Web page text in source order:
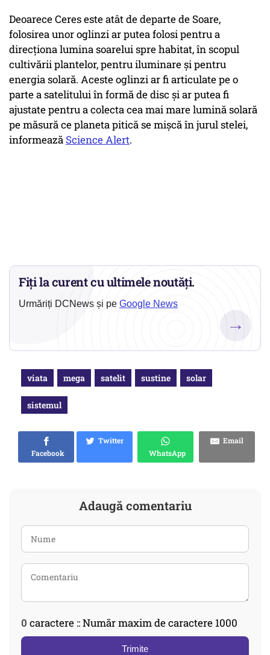
Deoarece Ceres este atât de departe de Soare,
folosirea unor oglinzi ar putea folosi pentru a
direcționa lumina soarelui spre habitat, în scopul
cultivării plantelor, pentru iluminare și pentru
energia solară. Aceste oglinzi ar fi articulate pe o
parte a satelitului în formă de disc și ar putea fi
ajustate pentru a colecta cea mai mare lumină solară
pe măsură ce planeta pitică se mișcă în jurul stelei,
informează Science Alert.
Fiți la curent cu ultimele noutăți.
Urmăriți DCNews și pe Google News
→
viata mega satelit sustine solar
sistemul
Facebook
Twitter
WhatsApp
Email
Adaugă comentariu
0 caractere :: Număr maxim de caractere 1000
Trimite